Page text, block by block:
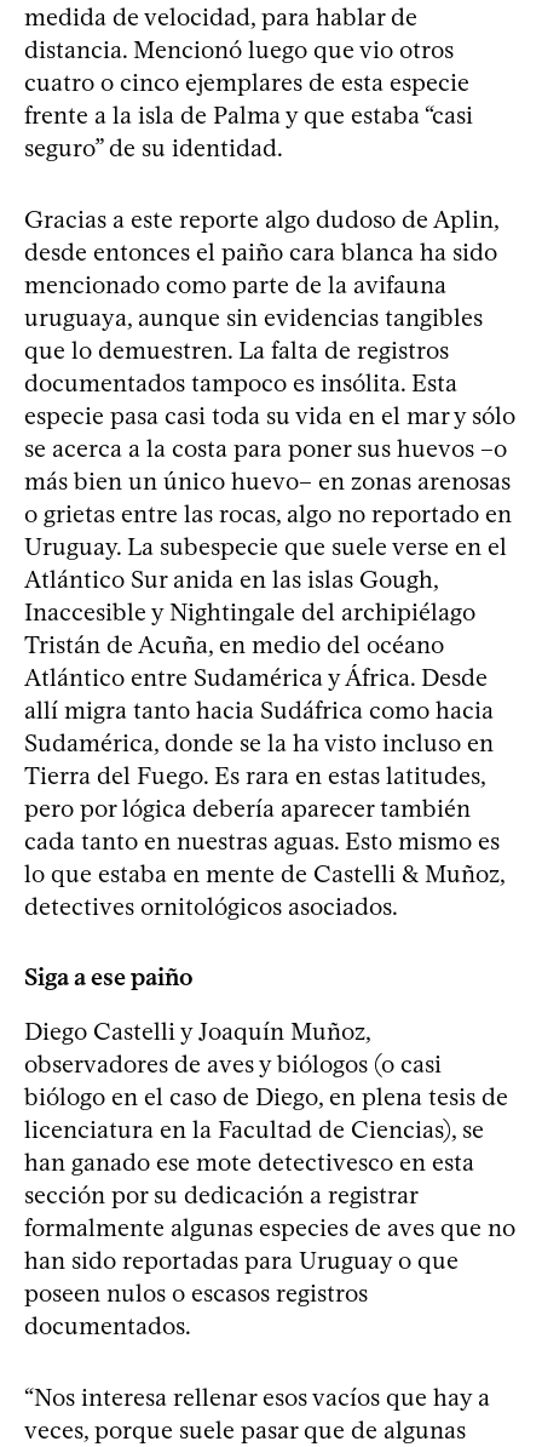
medida de velocidad, para hablar de
distancia. Mencionó luego que vio otros
cuatro o cinco ejemplares de esta especie
frente a la isla de Palma y que estaba “casi
seguro” de su identidad.
Gracias a este reporte algo dudoso de Aplin,
desde entonces el paiño cara blanca ha sido
mencionado como parte de la avifauna
uruguaya, aunque sin evidencias tangibles
que lo demuestren. La falta de registros
documentados tampoco es insólita. Esta
especie pasa casi toda su vida en el mar y sólo
se acerca a la costa para poner sus huevos –o
más bien un único huevo– en zonas arenosas
o grietas entre las rocas, algo no reportado en
Uruguay. La subespecie que suele verse en el
Atlántico Sur anida en las islas Gough,
Inaccesible y Nightingale del archipiélago
Tristán de Acuña, en medio del océano
Atlántico entre Sudamérica y África. Desde
allí migra tanto hacia Sudáfrica como hacia
Sudamérica, donde se la ha visto incluso en
Tierra del Fuego. Es rara en estas latitudes,
pero por lógica debería aparecer también
cada tanto en nuestras aguas. Esto mismo es
lo que estaba en mente de Castelli & Muñoz,
detectives ornitológicos asociados.
Siga a ese paiño
Diego Castelli y Joaquín Muñoz,
observadores de aves y biólogos (o casi
biólogo en el caso de Diego, en plena tesis de
licenciatura en la Facultad de Ciencias), se
han ganado ese mote detectivesco en esta
sección por su dedicación a registrar
formalmente algunas especies de aves que no
han sido reportadas para Uruguay o que
poseen nulos o escasos registros
documentados.
“Nos interesa rellenar esos vacíos que hay a
veces, porque suele pasar que de algunas